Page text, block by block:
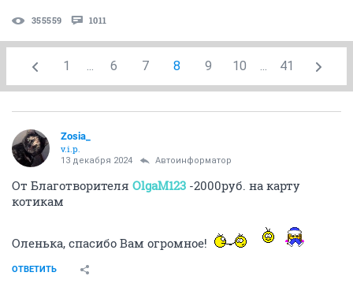
355559 1011
1 ... 6 7 8 9 10 ... 41
Zosia_
v.i.p.
13 декабря 2024 Автоинформатор
От Благотворителя OlgaM123 -2000руб. на карту
котикам
Оленька, спасибо Вам огромное!
ОТВЕТИТЬ